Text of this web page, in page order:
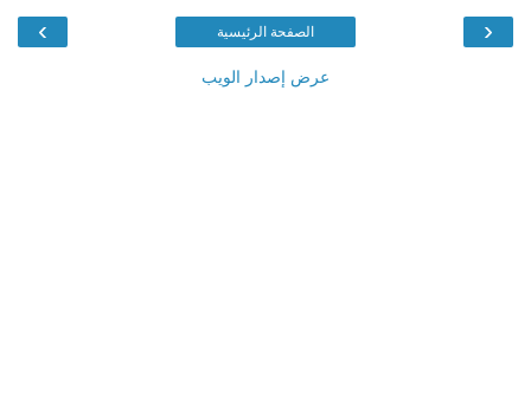
‹
› الصفحة الرئيسية
عرض إصدار الويب